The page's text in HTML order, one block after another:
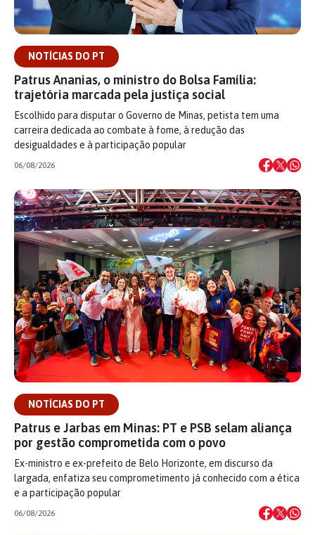
NOTÍCIAS DO PT
Patrus Ananias, o ministro do Bolsa Família:
trajetória marcada pela justiça social
Escolhido para disputar o Governo de Minas, petista tem uma
carreira dedicada ao combate à fome, à redução das
desigualdades e à participação popular
06/08/2026
NOTÍCIAS DO PT
Patrus e Jarbas em Minas: PT e PSB selam aliança
por gestão comprometida com o povo
Ex-ministro e ex-prefeito de Belo Horizonte, em discurso da
largada, enfatiza seu comprometimento já conhecido com a ética
e a participação popular
06/08/2026